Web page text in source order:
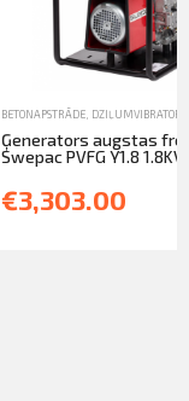
BETONAPSTRĀDE, DZIĻUMVIBRATORI
Ģenerators augstas
Swepac PVFG Y1.8
€3,303.00